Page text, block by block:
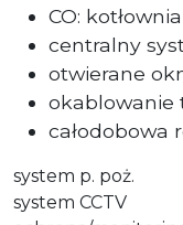
CO:
centralny
otwierane
okablowanie
całodobowa
system p. poż.
system CCTV